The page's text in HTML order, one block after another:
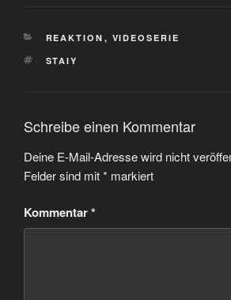
KATEGORIEN
REAKTION , VIDEOSERIE
SCHLAGWÖRTER
STAIY
Schreibe einen Kommentar
Deine E-Mail-Adresse wird nicht
Felder sind mit* markiert
Kommentar*